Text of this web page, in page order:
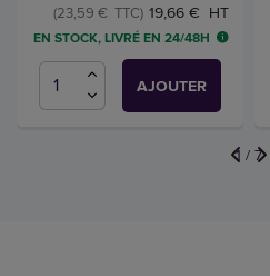
19,66 € HT
(23,59 € TTC)
EN STOCK, LIVRÉ EN 24/48H
AJOUTER
1 / 7